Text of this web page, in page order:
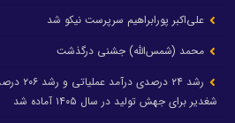
علی‌اکبر پورابراهیم سرپرست نیکو شد
محمد (شمس‌الله) جشنی درگذشت
رشد ۲۴
شغدیر برای جهش تولید در سال ۱۴۰۵ آماده شد